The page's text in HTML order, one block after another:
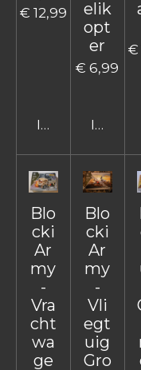
€ 12,99
In winkelwagen
elik
opt
er
€ 6,99
In
€
Blo
cki
Ar
my
-
Vra
cht
wa
ge
Blo
cki
Ar
my
-
Vli
egt
uig
Gro